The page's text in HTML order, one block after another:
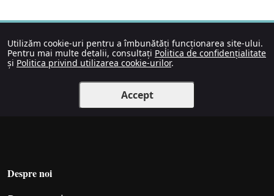
Utilizăm cookie-uri pentru a îmbunătăți funcționarea site-ului.
Pentru mai multe detalii, consultați Politica de confidențialitate
și Politica privind utilizarea cookie-urilor.
Accept
Despre noi